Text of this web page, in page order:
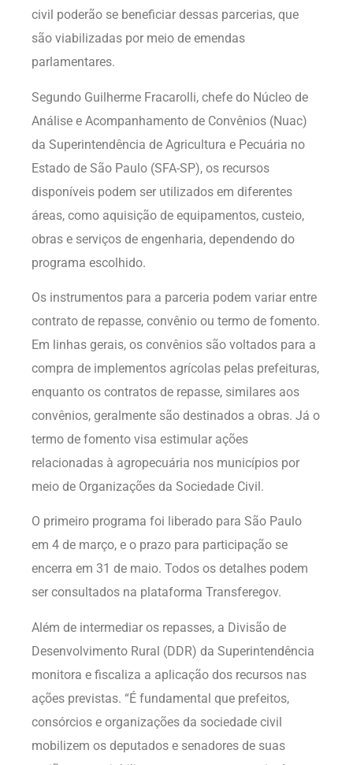
civil poderão se beneficiar dessas parcerias, que
são viabilizadas por meio de emendas
parlamentares.
Segundo Guilherme Fracarolli, chefe do Núcleo de
Análise e Acompanhamento de Convênios (Nuac)
da Superintendência de Agricultura e Pecuária no
Estado de São Paulo (SFA-SP), os recursos
disponíveis podem ser utilizados em diferentes
áreas, como aquisição de equipamentos, custeio,
obras e serviços de engenharia, dependendo do
programa escolhido.
Os instrumentos para a parceria podem variar entre
contrato de repasse, convênio ou termo de fomento.
Em linhas gerais, os convênios são voltados para a
compra de implementos agrícolas pelas prefeituras,
enquanto os contratos de repasse, similares aos
convênios, geralmente são destinados a obras. Já o
termo de fomento visa estimular ações
relacionadas à agropecuária nos municípios por
meio de Organizações da Sociedade Civil.
O primeiro programa foi liberado para São Paulo
em 4 de março, e o prazo para participação se
encerra em 31 de maio. Todos os detalhes podem
ser consultados na plataforma Transferegov.
Além de intermediar os repasses, a Divisão de
Desenvolvimento Rural (DDR) da Superintendência
monitora e fiscaliza a aplicação dos recursos nas
ações previstas. “É fundamental que prefeitos,
consórcios e organizações da sociedade civil
mobilizem os deputados e senadores de suas